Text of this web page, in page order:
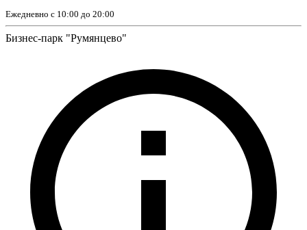
Ежедневно с 10:00 до 20:00
Бизнес-парк "Румянцево"